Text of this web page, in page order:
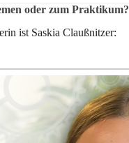
Job zu dir?
und Abteilungen
Schulzeugnis
oder zum Praktikum?
ist Saskia Claußnitzer: